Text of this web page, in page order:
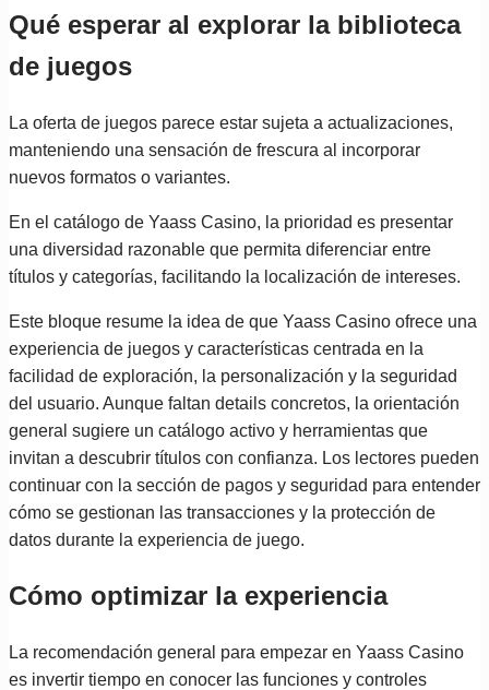
Qué esperar al explorar la biblioteca
de juegos
La oferta de juegos parece estar sujeta a actualizaciones,
manteniendo una sensación de frescura al incorporar
nuevos formatos o variantes.
En el catálogo de Yaass Casino, la prioridad es presentar
una diversidad razonable que permita diferenciar entre
títulos y categorías, facilitando la localización de intereses.
Este bloque resume la idea de que Yaass Casino ofrece una
experiencia de juegos y características centrada en la
facilidad de exploración, la personalización y la seguridad
del usuario. Aunque faltan details concretos, la orientación
general sugiere un catálogo activo y herramientas que
invitan a descubrir títulos con confianza. Los lectores pueden
continuar con la sección de pagos y seguridad para entender
cómo se gestionan las transacciones y la protección de
datos durante la experiencia de juego.
Cómo optimizar la experiencia
La recomendación general para empezar en Yaass Casino
es invertir tiempo en conocer las funciones y controles